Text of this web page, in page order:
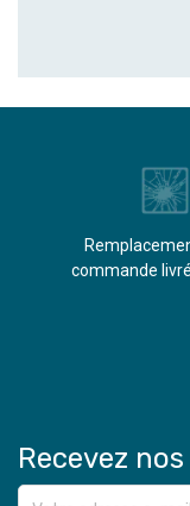
commande
Recevez